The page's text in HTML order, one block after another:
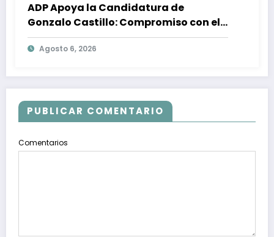
ADP Apoya la Candidatura de
Gonzalo Castillo: Compromiso con el
Desarrollo Nacional y la Participación
Política
Agosto 6, 2026
PUBLICAR COMENTARIO
Comentarios